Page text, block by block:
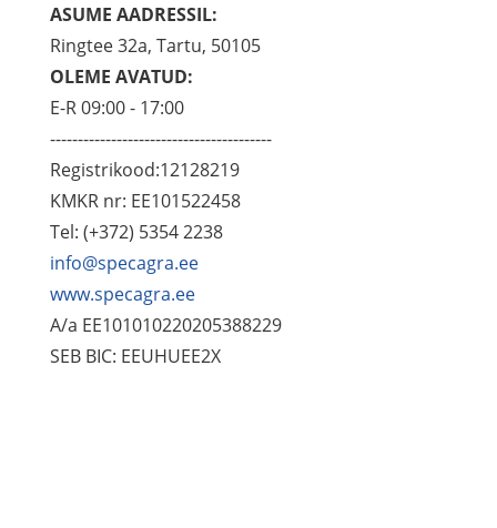
ASUME AADRESSIL:
Ringtee 32a, Tartu, 50105
OLEME AVATUD:
E-R 09:00 - 17:00
----------------------------------------
Registrikood:12128219
KMKR nr: EE101522458
Tel: (+372) 5354 2238
info@specagra.ee
www.specagra.ee
A/a EE101010220205388229
SEB BIC: EEUHUEE2X